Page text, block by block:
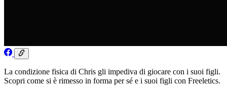
La condizione fisica di Chris gli impediva di giocare con i suoi figli.
Scopri come si è rimesso in forma per sé e i suoi figli con Freeletics.